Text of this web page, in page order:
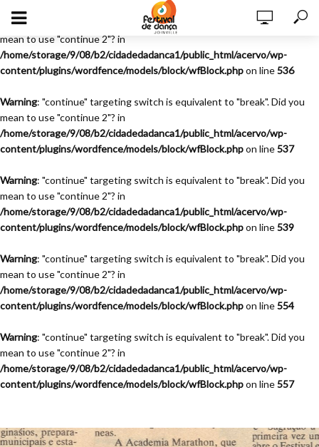
Warning
: "continue" targeting switch is equivalent to "break". Did you
mean to use "continue 2"? in
/home/storage/9/08/b2/cidadedadanca1/public_html/acervo/wp-
content/plugins/wordfence/models/block/wfBlock.phpon line536
Warning: "continue" targeting switch is equivalent to "break". Did you
mean to use "continue 2"? in
/home/storage/9/08/b2/cidadedadanca1/public_html/acervo/wp-
content/plugins/wordfence/models/block/wfBlock.phpon line537
Warning: "continue" targeting switch is equivalent to "break". Did you
mean to use "continue 2"? in
/home/storage/9/08/b2/cidadedadanca1/public_html/acervo/wp-
content/plugins/wordfence/models/block/wfBlock.phpon line539
Warning: "continue" targeting switch is equivalent to "break". Did you
mean to use "continue 2"? in
/home/storage/9/08/b2/cidadedadanca1/public_html/acervo/wp-
content/plugins/wordfence/models/block/wfBlock.phpon line554
Warning: "continue" targeting switch is equivalent to "break". Did you
mean to use "continue 2"? in
/home/storage/9/08/b2/cidadedadanca1/public_html/acervo/wp-
content/plugins/wordfence/models/block/wfBlock.phpon line557
Festival de Dança de Joinville - 6a. Edição - 1988